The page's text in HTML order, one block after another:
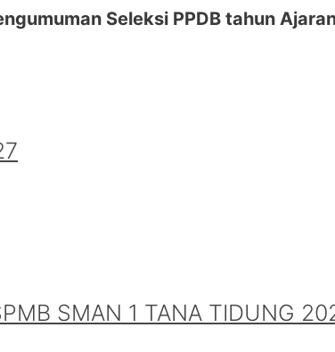
Seleksi PPDB tahun
SMAN 1 TANA TIDUNG